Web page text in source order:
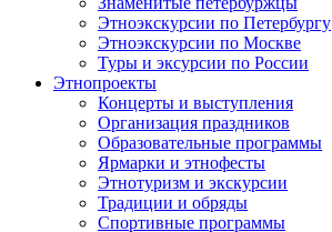
Этноэкскурсии по Петербургу
Этноэкскурсии по Москве
Туры и эксурсии по России
Этнопроекты
Концерты и выступления
Организация праздников
Образовательные программы
Ярмарки и этнофесты
Этнотуризм и экскурсии
Традиции и обряды
Спортивные программы